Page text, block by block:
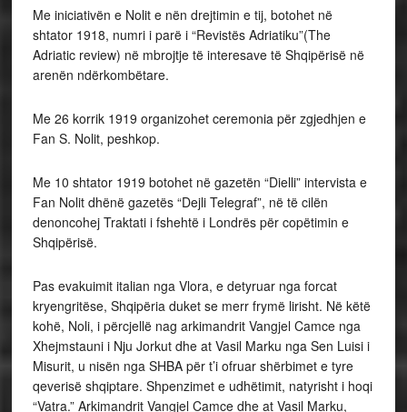
Me iniciativën e Nolit e nën drejtimin e tij, botohet në
shtator 1918, numri i parë i “Revistës Adriatiku”(The
Adriatic review) në mbrojtje të interesave të Shqipërisë në
arenën ndërkombëtare.
Me 26 korrik 1919 organizohet ceremonia për zgjedhjen e
Fan S. Nolit, peshkop.
Me 10 shtator 1919 botohet në gazetën “Dielli” intervista e
Fan Nolit dhënë gazetës “Dejli Telegraf”, në të cilën
denoncohej Traktati i fshehtë i Londrës për copëtimin e
Shqipërisë.
Pas evakuimit italian nga Vlora, e detyruar nga forcat
kryengritëse, Shqipëria duket se merr frymë lirisht. Në këtë
kohë, Noli, i përcjellë nag arkimandrit Vangjel Camce nga
Xhejmstauni i Nju Jorkut dhe at Vasil Marku nga Sen Luisi i
Misurit, u nisën nga SHBA për t’i ofruar shërbimet e tyre
qeverisë shqiptare. Shpenzimet e udhëtimit, natyrisht i hoqi
“Vatra.” Arkimandrit Vangjel Camce dhe at Vasil Marku,